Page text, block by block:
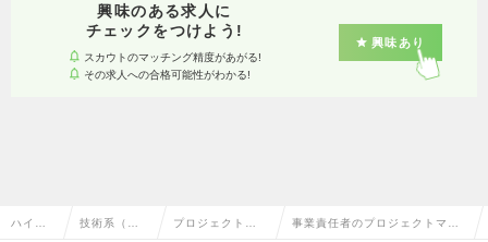
興味のある求人に
チェックをつけよう!
スカウトのマッチング精度があがる!
その求人への合格可能性がわかる!
興味あり
ハイク 技術系（電 プロジェクトマ 事業責任者のプロジェクトマネ